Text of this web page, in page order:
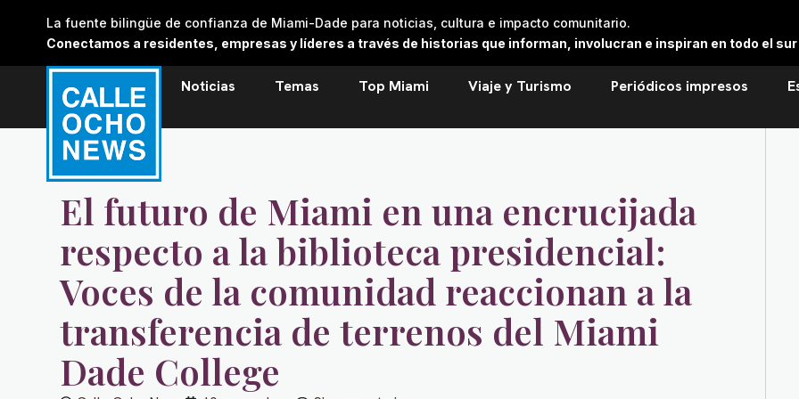
La fuente bilingüe de confianza de Miami-Dade para noticias, cultura e impacto comunitario.
Conectamos a residentes, empresas y líderes a través de historias que informan, involucran e inspiran en todo el sur
Noticias Temas Top Miami Viaje y Turismo Periódicos impresos
El futuro de Miami en una encrucijada
respecto a la biblioteca presidencial:
Voces de la comunidad reaccionan a la
transferencia de terrenos del Miami
Dade College